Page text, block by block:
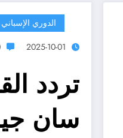
الدوري الإسباني
2025-10-01
0
تردد
سان